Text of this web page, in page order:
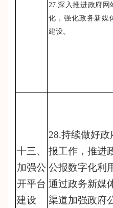
27.深入推进政府网
化，强化政务新媒
建设。
十三、
加强公
开平台
建设
28.持续做好政
报工作，推进
公报数字化利
通过政务新媒
渠道加强政府